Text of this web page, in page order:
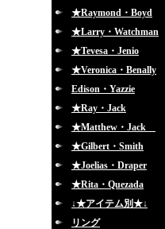
★Raymond・Boyd
★Larry・Watchman
★Tevesa・Jenio
★Veronica・Benally
Edison・Yazzie
★Ray・Jack
★Matthew・Jack
★Gilbert・Smith
★Joelias・Draper
★Rita・Quezada
↓★アイテム別★↓
リング